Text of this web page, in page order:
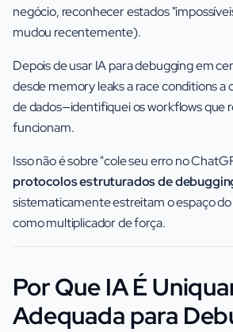
negócio, reconhecer estados
mudou recentemente).
Depois de usar IA para debugging em
desde memory leaks a race conditions a
de dados—identifiquei os workflows que
funcionam.
Isso não é sobre "cole seu erro no
protocolos estruturados de
sistematicamente estreitam o espaço
como multiplicador de força.
Por Que IA É
Adequada para